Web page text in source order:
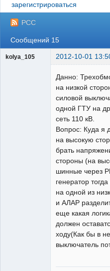
зарегистрироваться
РСС
Сообщений 15
kolya_105 2012-10-01
Данно:
на низкой
силовой
одной ГТУ на
сеть 110 кВ.
Вопрос: Куда я
на высокую
брать
стороны (на
шинные через
генератор
на одной из
и АЛАР
еще какая
должен
ходу(Как бы в
выключатель